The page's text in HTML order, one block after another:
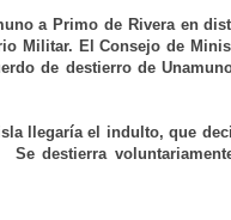
a Primo de Rivera en
Militar. El Consejo de
de destierro de
llegaría el indulto, que
Se destierra